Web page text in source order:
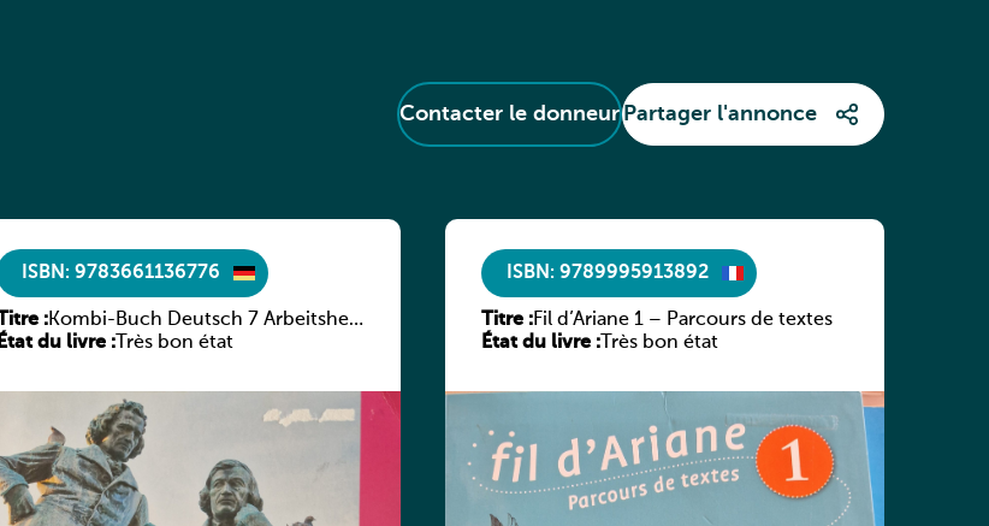
Contacter le donneur Partager l'annonce
ISBN: 9783661136776
Titre :Kombi-Buch Deutsch 7 Arbeitsheft
(Neue Ausgabe Luxemburg)
État du livre : Très bon état
ISBN: 9789995913892
Titre :Fil d’Ariane 1 – Parcours de textes
État du livre :Très bon état